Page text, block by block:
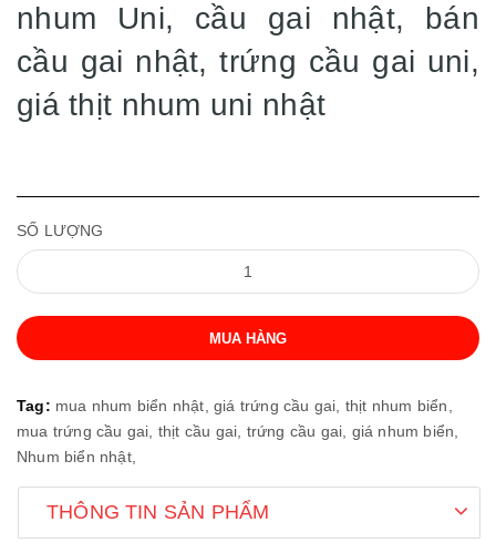
nhum Uni, cầu gai nhật, bán
cầu gai nhật, trứng cầu gai uni,
giá thịt nhum uni nhật
SỐ LƯỢNG
MUA HÀNG
Tag: mua nhum biển nhật, giá trứng cầu gai, thịt nhum biển,
mua trứng cầu gai, thịt cầu gai, trứng cầu gai, giá nhum biển,
Nhum biển nhật,
THÔNG TIN SẢN PHẨM